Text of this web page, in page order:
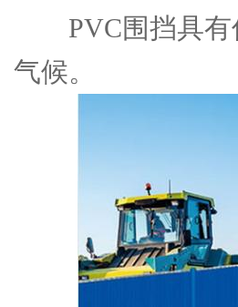
PVC围挡具有
气候。